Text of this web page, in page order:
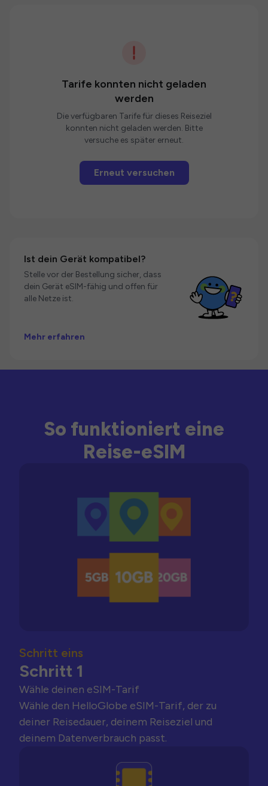
Tarife konnten nicht geladen
werden
Die verfügbaren Tarife für dieses Reiseziel
konnten nicht geladen werden. Bitte
versuche es später erneut.
Erneut versuchen
Ist dein Gerät kompatibel?
Stelle vor der Bestellung sicher, dass
dein Gerät eSIM-fähig und offen für
alle Netze ist.
Mehr erfahren
So funktioniert eine
Reise-eSIM
Schritt eins
Schritt 1
Wähle deinen eSIM-Tarif
Wähle den HelloGlobe eSIM-Tarif, der zu
deiner Reisedauer, deinem Reiseziel und
deinem Datenverbrauch passt.